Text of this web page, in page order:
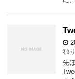
独
先